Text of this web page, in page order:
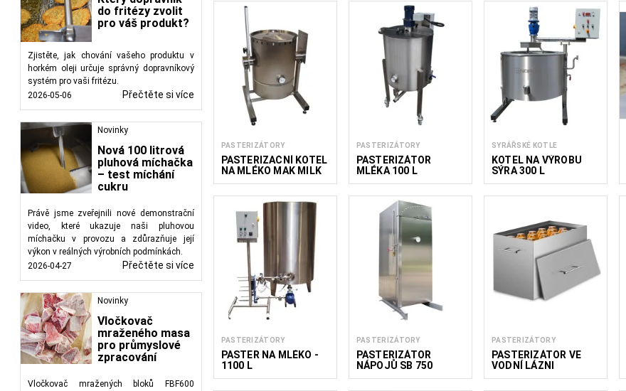
do fritézy zvolit
pro váš produkt?
Zjistěte, jak chování vašeho produktu v
horkém oleji určuje správný dopravníkový
systém pro vaši fritézu.
2026-05-06
Přečtěte si více
Novinky
Nová 100 litrová
pluhová míchačka
– test míchání
cukru
Právě jsme zveřejnili nové demonstrační
video, které ukazuje naši pluhovou
míchačku v provozu a zdůrazňuje její
výkon v reálných výrobních podmínkách.
2026-04-27
Přečtěte si více
Novinky
Vločkovač
mraženého masa
pro průmyslové
zpracování
Vločkovač mražených bloků FBF600
PASTERIZÁTORY
PASTERIZAČNÍ KOTEL
NA MLÉKO MAK MILK
30-100 L
PASTERIZÁTORY
PASTERIZÁTOR
MLÉKA 100 L
SYRÁŘSKÉ KOTLE
KOTEL NA VÝROBU
SÝRA 300 L
PASTERIZÁTORY
PASTER NA MLÉKO -
1100 L
PASTERIZÁTORY
PASTERIZÁTOR
NÁPOJŮ SB 750
PASTERIZÁTORY
PASTERIZÁTOR VE
VODNÍ LÁZNI